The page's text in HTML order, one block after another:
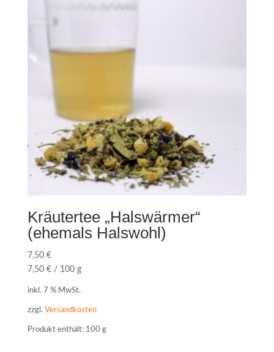
Kräutertee „Halswärmer“
(ehemals Halswohl)
7,50 €
7,50 €/ 100 g
inkl. 7 % MwSt.
zzgl. Versandkosten
Produkt enthält: 100 g